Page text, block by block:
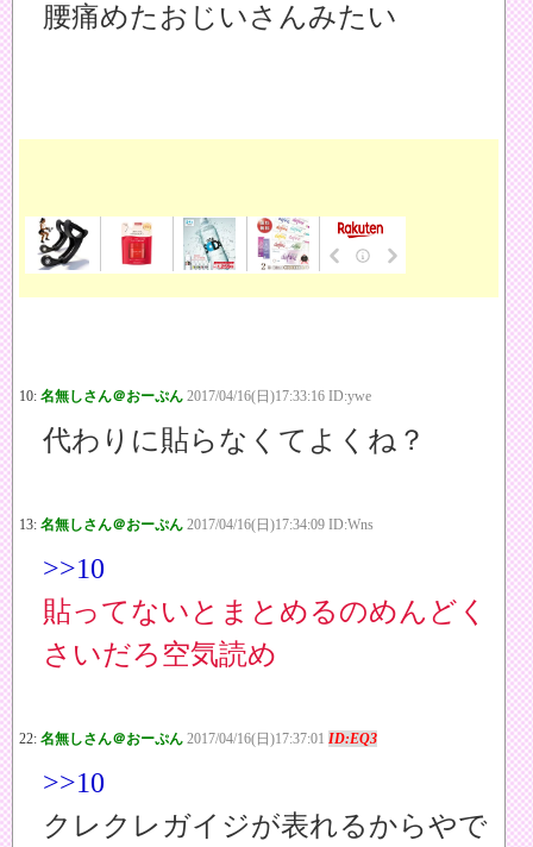
腰痛めたおじいさんみたい
10: 名無しさん＠おーぷん 2017/04/16(日)17:33:16 ID:ywe
代わりに貼らなくてよくね？
13: 名無しさん＠おーぷん 2017/04/16(日)17:34:09 ID:Wns
>>10
貼ってないとまとめるのめんどく
さいだろ空気読め
22: 名無しさん＠おーぷん 2017/04/16(日)17:37:01 ID:EQ3
>>10
クレクレガイジが表れるからやで